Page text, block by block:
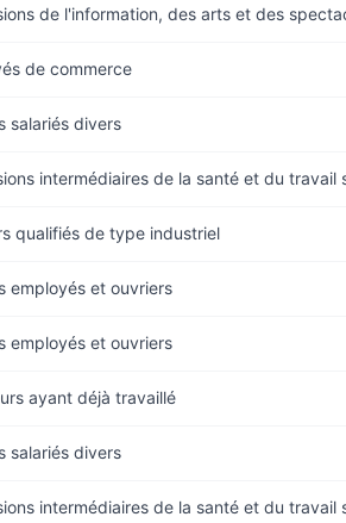
de l'information, des arts et des
de commerce
salariés divers
intermédiaires de la santé et du travail
qualifiés de type industriel
employés et ouvriers
employés et ouvriers
ayant déjà travaillé
salariés divers
intermédiaires de la santé et du travail